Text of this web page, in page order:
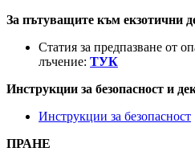
За пътуващите към екзотични
Статия за предпазване от
лъчение: ТУК
Инструкции за безопасност и
Инструкции за безопасност
ПРАНЕ